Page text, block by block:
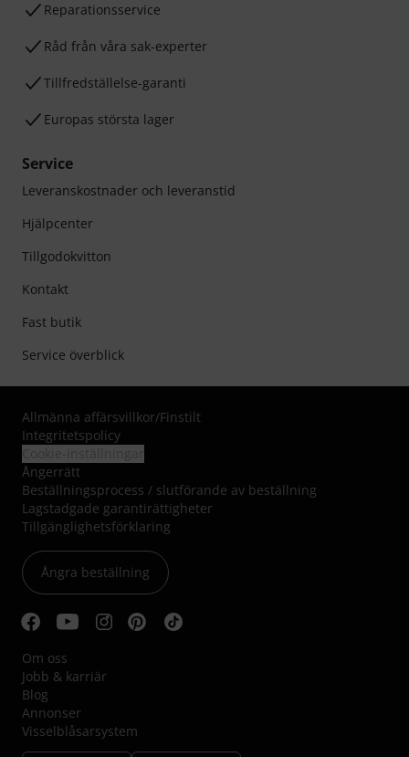
Reparationsservice
Råd från våra sak-experter
Tillfredställelse-garanti
Europas största lager
Service
Leveranskostnader och leveranstid
Hjälpcenter
Tillgodokvitton
Kontakt
Fast butik
Service överblick
Allmänna affärsvillkor/Finstilt
Integritetspolicy
Ångerrätt
Beställningsprocess / slutförande av beställning
Lagstadgade garantirättigheter
Tillgänglighetsförklaring
Ångra beställning
Om oss
Jobb & karriär
Blog
Annonser
Visselblåsarsystem